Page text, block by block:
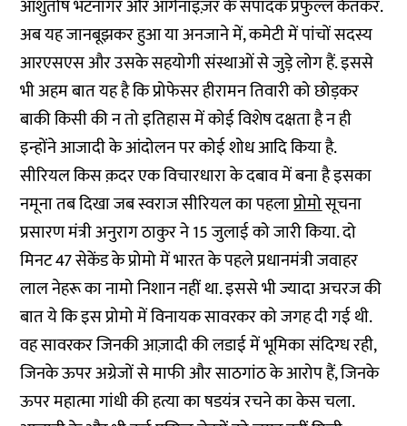
आशुतोष भटनागर और ऑर्गनाइज़र के संपादक प्रफुल्ल केतकर.
अब यह जानबूझकर हुआ या अनजाने में, कमेटी में पांचों सदस्य
आरएसएस और उसके सहयोगी संस्थाओं से जुड़े लोग हैं. इससे
भी अहम बात यह है कि प्रोफेसर हीरामन तिवारी को छोड़कर
बाकी किसी की न तो इतिहास में कोई विशेष दक्षता है न ही
इन्होंने आजादी के आंदोलन पर कोई शोध आदि किया है.
सीरियल किस क़दर एक विचारधारा के दबाव में बना है इसका
नमूना तब दिखा जब स्वराज सीरियल का पहलाप्रोमोसूचना
प्रसारण मंत्री अनुराग ठाकुर ने 15 जुलाई को जारी किया. दो
मिनट 47 सेकेंड के प्रोमो में भारत के पहले प्रधानमंत्री जवाहर
लाल नेहरू का नामो निशान नहीं था. इससे भी ज्यादा अचरज की
बात ये कि इस प्रोमो में विनायक सावरकर को जगह दी गई थी.
वह सावरकर जिनकी आज़ादी की लडाई में भूमिका संदिग्ध रही,
जिनके ऊपर अग्रेजों से माफी और साठगांठ के आरोप हैं, जिनके
ऊपर महात्मा गांधी की हत्या का षडयंत्र रचने का केस चला.